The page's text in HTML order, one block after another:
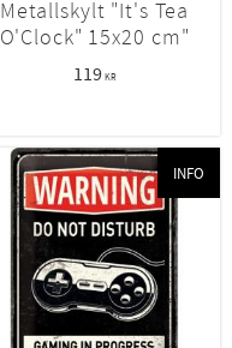
Metallskylt "It's Tea
O'Clock" 15x20 cm"
119KR
INFO